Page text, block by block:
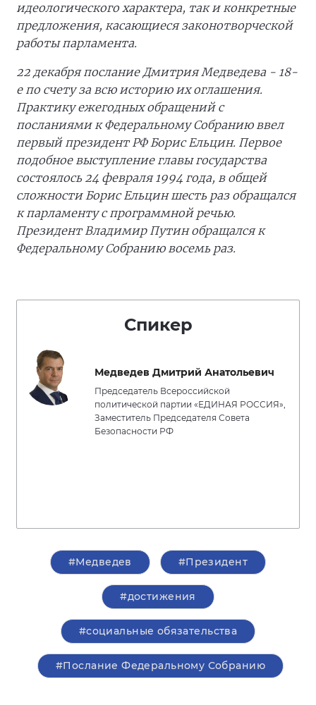
идеологического характера, так и конкретные
предложения, касающиеся законотворческой
работы парламента.
22 декабря послание Дмитрия Медведева - 18-
е по счету за всю историю их оглашения.
Практику ежегодных обращений с
посланиями к Федеральному Собранию ввел
первый президент РФ Борис Ельцин. Первое
подобное выступление главы государства
состоялось 24 февраля 1994 года, в общей
сложности Борис Ельцин шесть раз обращался
к парламенту с программной речью.
Президент Владимир Путин обращался к
Федеральному Собранию восемь раз.
Спикер
Медведев Дмитрий Анатольевич
Председатель Всероссийской
политической партии «ЕДИНАЯ РОССИЯ»,
Заместитель Председателя Совета
Безопасности РФ
#Медведев #Президент
#достижения
#социальные обязательства
#Послание Федеральному Собранию